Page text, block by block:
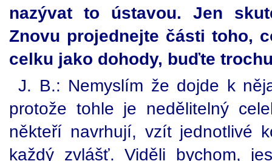
nazývat to ústavou. Jen
Znovu projednejte části toho,
celku jako dohody, buďte
J. B.: Nemyslím že dojde k
protože tohle je nedělitelný
někteří navrhují, vzít jednotlivé
každý zvlášť. Viděli bychom,